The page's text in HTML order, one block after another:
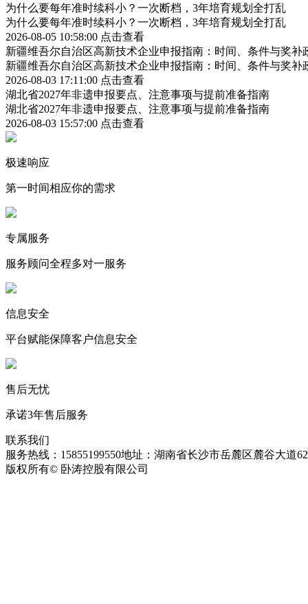
为什么要每年准时续科小？一次断档，3年培育规划全打乱
为什么要每年准时续科小？一次断档，3年培育规划全打乱
2026-08-05 10:58:00 点击查看
新疆维吾尔自治区高新技术企业申报指南：时间、条件与奖补
新疆维吾尔自治区高新技术企业申报指南：时间、条件与奖补
2026-08-03 17:11:00 点击查看
湖北省2027年非遗申报要点、注意事项与提前准备指南
湖北省2027年非遗申报要点、注意事项与提前准备指南
2026-08-03 15:57:00 点击查看
极速响应
第一时间相应你的需求
专属服务
服务顾问全程多对一服务
信息安全
平台赋能保障客户信息安全
售后无忧
承诺3年售后服务
联系我们
服务热线：15855199550地址：湖南省长沙市岳麓区麓谷大道
版权所有© 卧涛控股有限公司